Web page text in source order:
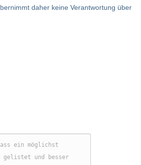
daher keine Verantwortung über